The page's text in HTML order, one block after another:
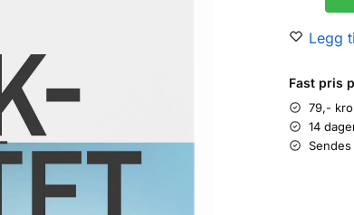
Legg
Fast pris
79,-
14